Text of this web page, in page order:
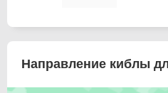
Направление киблы